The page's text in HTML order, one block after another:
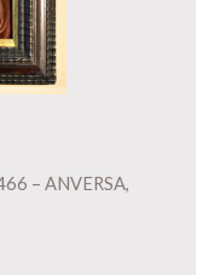
– ANVERSA,